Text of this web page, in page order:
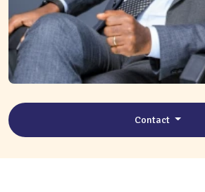
Contact